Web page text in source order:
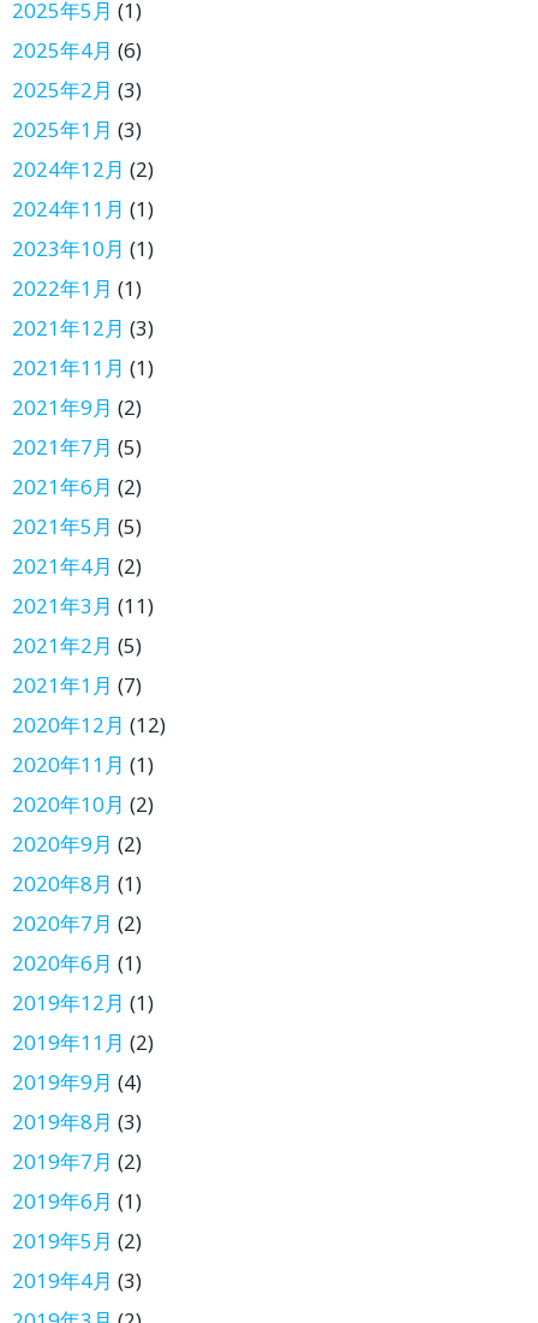
2025年5月 (1)
2025年4月 (6)
2025年2月 (3)
2025年1月 (3)
2024年12月 (2)
2024年11月 (1)
2023年10月 (1)
2022年1月 (1)
2021年12月 (3)
2021年11月 (1)
2021年9月 (2)
2021年7月 (5)
2021年6月 (2)
2021年5月 (5)
2021年4月 (2)
2021年3月 (11)
2021年2月 (5)
2021年1月 (7)
2020年12月 (12)
2020年11月 (1)
2020年10月 (2)
2020年9月 (2)
2020年8月 (1)
2020年7月 (2)
2020年6月 (1)
2019年12月 (1)
2019年11月 (2)
2019年9月 (4)
2019年8月 (3)
2019年7月 (2)
2019年6月 (1)
2019年5月 (2)
2019年4月 (3)